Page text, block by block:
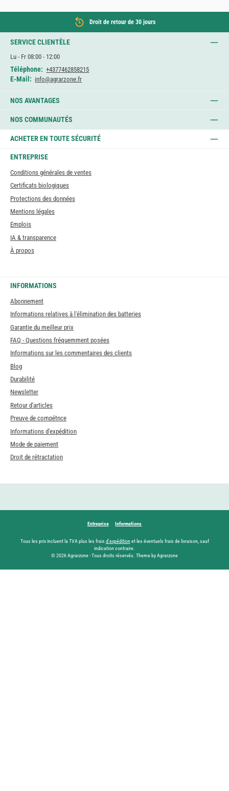
Droit de retour de 30 jours
SERVICE CLIENTÈLE
Lu - Fr 08:00 - 12:00
Téléphone: +4377462858215
E-Mail: info@agrarzone.fr
NOS AVANTAGES
NOS COMMUNAUTÉS
ACHETER EN TOUTE SÉCURITÉ
ENTREPRISE
Conditions générales de ventes
Certificats biologiques
Protections des données
Mentions légales
Emplois
IA & transparence
À propos
INFORMATIONS
Abonnement
Informations relatives à l'élimination des batteries
Garantie du meilleur prix
FAQ - Questions fréquemment posées
Informations sur les commentaires des clients
Blog
Durabilité
Newsletter
Retour d'articles
Preuve de compétnce
Informations d'expédition
Mode de paiement
Droit de rétractation
Entreprise Informations
Tous les prix incluent la TVA plus les frais d'expéditionet les éventuels frais de livraison, sauf
indication contraire.
© 2026 Agrarzone - Tous droits réservés. Theme by Agrarzone